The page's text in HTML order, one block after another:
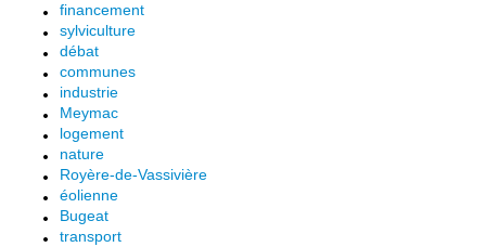
financement
sylviculture
débat
communes
industrie
Meymac
logement
nature
Royère-de-Vassivière
éolienne
Bugeat
transport